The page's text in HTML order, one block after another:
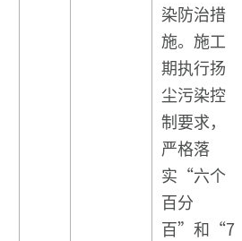
染防治措
施。施工
期执行扬
尘污染控
制要求，
严格落
实“六个
百分
百”和“7